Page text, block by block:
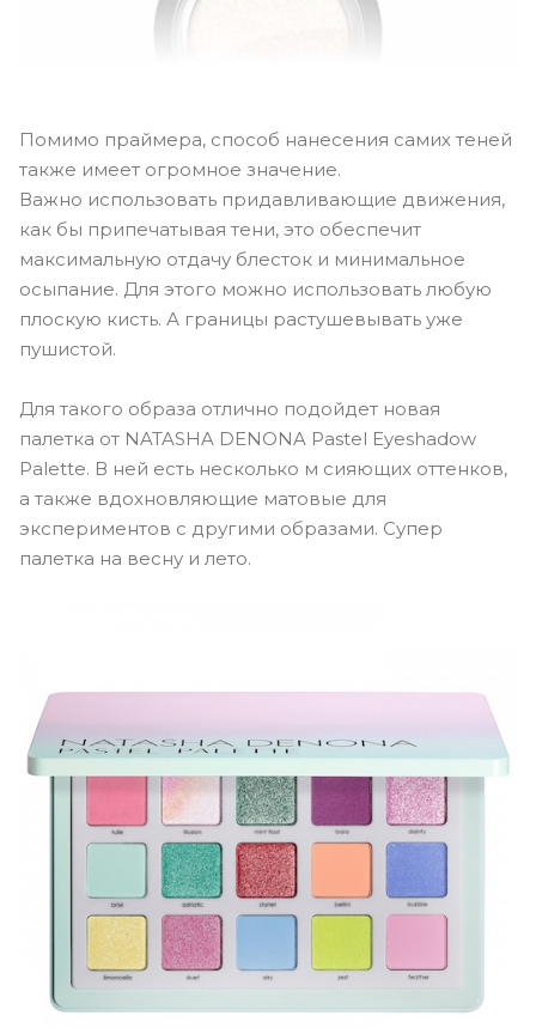
Помимо праймера, способ нанесения самих теней
также имеет огромное значение.
Важно использовать придавливающие движения,
как бы припечатывая тени, это обеспечит
максимальную отдачу блесток и минимальное
осыпание. Для этого можно использовать любую
плоскую кисть. А границы растушевывать уже
пушистой.
Для такого образа отлично подойдет новая
палетка от NATASHA DENONA Pastel Eyeshadow
Palette. В ней есть несколько м сияющих оттенков,
а также вдохновляющие матовые для
экспериментов с другими образами. Супер
палетка на весну и лето.